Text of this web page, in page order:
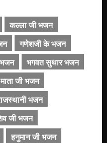
कल्ला जी भजन
गणेशजी के भजन
भजन
भगवत सुथार भजन
माता जी भजन
भजन
जी भजन
हनुमान जी भजन